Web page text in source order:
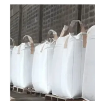
działalności, od
pracy, po zrównoważony
odpowiedzialność.
przedstawienie
może posiadać firma
swojego działania.